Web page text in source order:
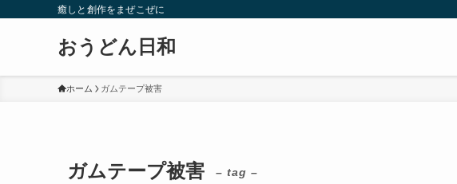
癒しと創作をまぜこぜに
おうどん日和
ホーム ガムテープ被害
ガムテープ被害 – tag –